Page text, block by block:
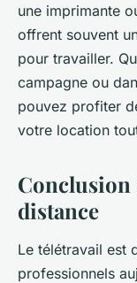
une imprimante
offrent souvent
pour travailler.
campagne ou
pouvez profiter
votre location
Conclusion
distance
Le télétravail est
professionnels